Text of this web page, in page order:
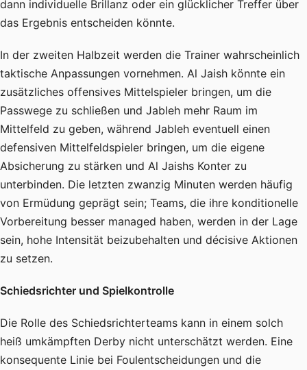
dann individuelle Brillanz oder ein glücklicher Treffer über
das Ergebnis entscheiden könnte.
In der zweiten Halbzeit werden die Trainer wahrscheinlich
taktische Anpassungen vornehmen. Al Jaish könnte ein
zusätzliches offensives Mittelspieler bringen, um die
Passwege zu schließen und Jableh mehr Raum im
Mittelfeld zu geben, während Jableh eventuell einen
defensiven Mittelfeldspieler bringen, um die eigene
Absicherung zu stärken und Al Jaishs Konter zu
unterbinden. Die letzten zwanzig Minuten werden häufig
von Ermüdung geprägt sein; Teams, die ihre konditionelle
Vorbereitung besser managed haben, werden in der Lage
sein, hohe Intensität beizubehalten und décisive Aktionen
zu setzen.
Schiedsrichter und Spielkontrolle
Die Rolle des Schiedsrichterteams kann in einem solch
heiß umkämpften Derby nicht unterschätzt werden. Eine
konsequente Linie bei Foulentscheidungen und die